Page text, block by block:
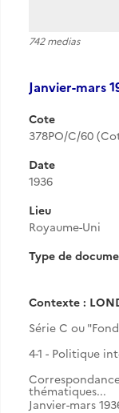
742 medias
Janvier-mars
Cote
378PO/C/60
Date
1936
Lieu
Royaume-Uni
Type de
Contexte :
Série C ou
4-1 - Politique
thématiques...
Janvier-mars